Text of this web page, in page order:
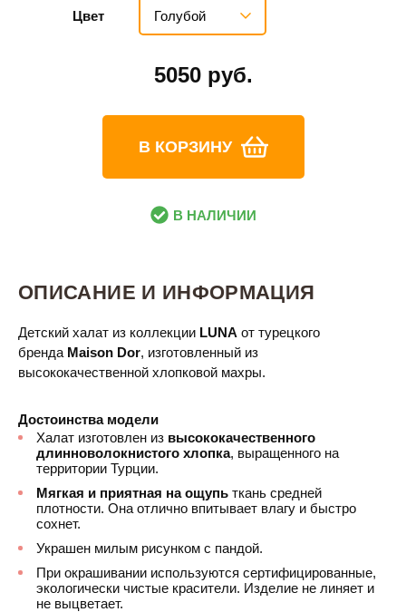
Цвет Голубой
5050 руб.
В КОРЗИНУ
В НАЛИЧИИ
ОПИСАНИЕ И ИНФОРМАЦИЯ
Детский халат из коллекции LUNA от турецкого
бренда Maison Dor​, изготовленный из
высококачественной хлопковой махры.
Достоинства модели
Халат изготовлен из высококачественного
длинноволокнистого хлопка, выращенного на
территории Турции.
Мягкая и приятная на ощупь ткань средней
плотности. Она отлично впитывает влагу и быстро
сохнет.
Украшен милым рисунком с пандой.
При окрашивании используются сертифицированные,
экологически чистые красители. Изделие не линяет и
не выцветает.